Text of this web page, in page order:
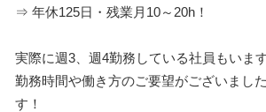
⇒ 年休125日・残業月10～20h！
実際に週3、週4勤務している社員もいます
勤務時間や働き方のご要望がございまし
す！